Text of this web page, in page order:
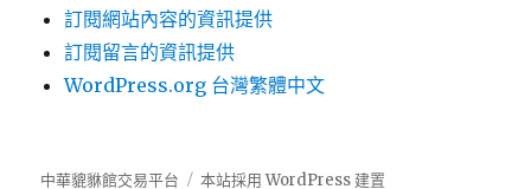
訂閱網站內容的資訊提供
訂閱留言的資訊提供
WordPress.org 台灣繁體中文
中華貔貅館交易平台 本站採用 WordPress 建置